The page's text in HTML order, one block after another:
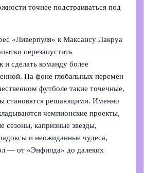
точнее подстраиваться под
«Ливерпуля» к Максансу Лакруа
перезапустить
и сделать команду более
На фоне глобальных перемен
футболе такие точечные,
становятся решающими. Именно
чемпионские проекты,
сезоны, капризные звезды,
и неожиданные чудеса,
— от «Энфилда» до далеких